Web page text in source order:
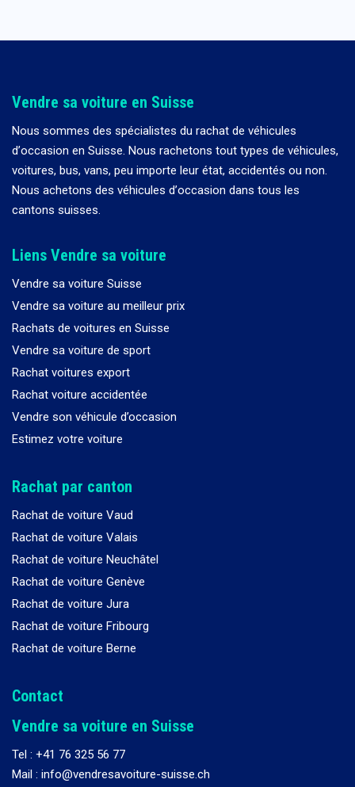
Vendre sa voiture en Suisse
Nous sommes des spécialistes du rachat de véhicules
d’occasion en Suisse. Nous rachetons tout types de véhicules,
voitures, bus, vans, peu importe leur état, accidentés ou non.
Nous achetons des véhicules d’occasion dans tous les
cantons suisses.
Liens Vendre sa voiture
Vendre sa voiture Suisse
Vendre sa voiture au meilleur prix
Rachats de voitures en Suisse
Vendre sa voiture de sport
Rachat voitures export
Rachat voiture accidentée
Vendre son véhicule d’occasion
Estimez votre voiture
Rachat par canton
Rachat de voiture Vaud
Rachat de voiture Valais
Rachat de voiture Neuchâtel
Rachat de voiture Genève
Rachat de voiture Jura
Rachat de voiture Fribourg
Rachat de voiture Berne
Contact
Vendre sa voiture en Suisse
Tel : +41 76 325 56 77
Mail : info@vendresavoiture-suisse.ch